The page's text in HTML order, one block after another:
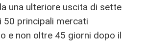
una ulteriore uscita di sette
50 principali mercati
e non oltre 45 giorni dopo il